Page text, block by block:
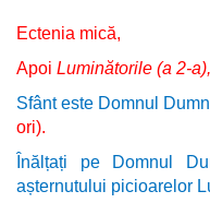
Ectenia mică,
Apoi Luminătorile (a 2-a),
Sfânt este Domnul
ori).
Înălțați pe Domnul
așternutului picioarelor